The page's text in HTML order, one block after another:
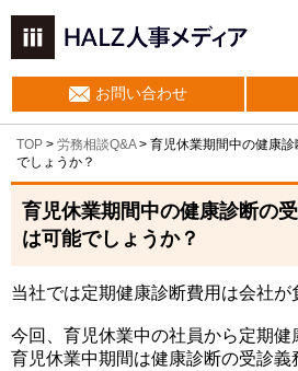
お問い合わせ
TOP > 労務相談Q&A> 育児休業期間中の健康
でしょうか？
育児休業期間中の健康診断の
は可能でしょうか？
当社では定期健康診断費用は会社が
今回、育児休業中の社員から定期
育児休業中期間は健康診断の受診